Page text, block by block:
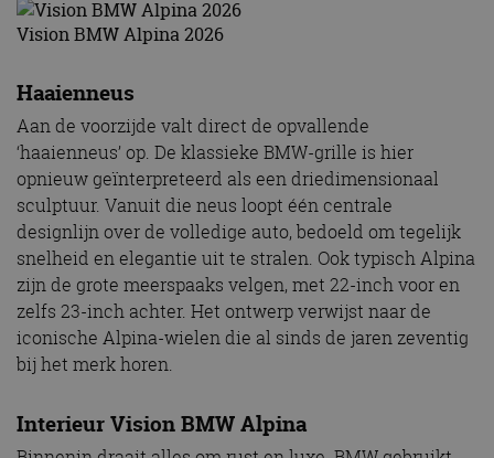
Vision BMW Alpina 2026
Haaienneus
Aan de voorzijde valt direct de opvallende
‘haaienneus’ op. De klassieke BMW-grille is hier
opnieuw geïnterpreteerd als een driedimensionaal
sculptuur. Vanuit die neus loopt één centrale
designlijn over de volledige auto, bedoeld om tegelijk
snelheid en elegantie uit te stralen. Ook typisch Alpina
zijn de grote meerspaaks velgen, met 22-inch voor en
zelfs 23-inch achter. Het ontwerp verwijst naar de
iconische Alpina-wielen die al sinds de jaren zeventig
bij het merk horen.
Interieur Vision BMW Alpina